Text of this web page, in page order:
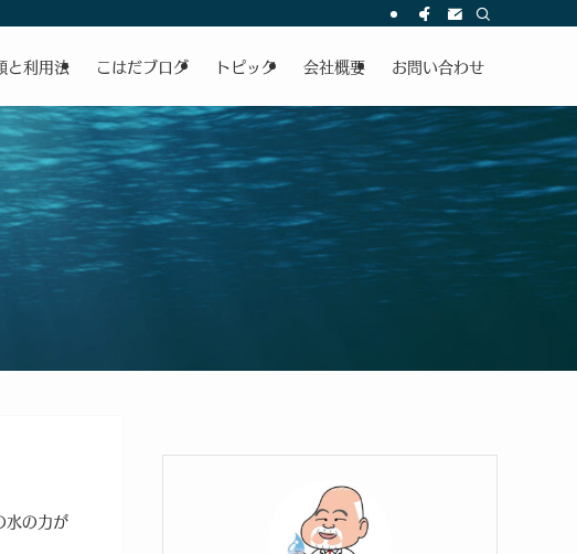
と利用法 こはだブログ トピック 会社概要 お問い合わせ
水の力が